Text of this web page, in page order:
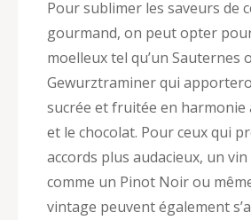
Pour sublimer les saveurs de
gourmand, on peut opter
moelleux tel qu’un Sauternes
Gewurztraminer qui
sucrée et fruitée en harmonie
et le chocolat. Pour ceux qui
accords plus audacieux, un
comme un Pinot Noir ou
vintage peuvent également